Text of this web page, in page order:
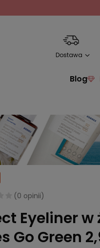
Dostawa
Blog
(0 opinii)
Eyeliner w
Go Green